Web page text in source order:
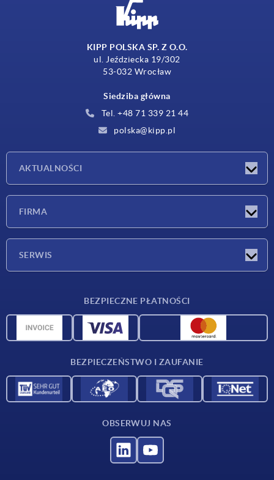
KIPP POLSKA SP. Z O.O.
ul. Jeździecka 19/302
53-032 Wrocław
Siedziba główna
Tel. +48 71 339 21 44
polska@kipp.pl
AKTUALNOŚCI
FIRMA
SERWIS
Dane CAD
BEZPIECZNE PŁATNOŚCI
BEZPIECZEŃSTWO I ZAUFANIE
OBSERWUJ NAS